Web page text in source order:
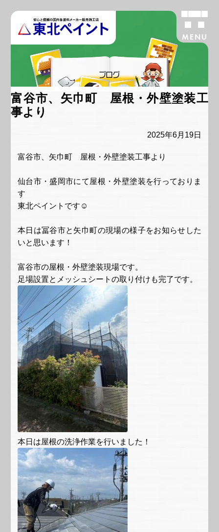
MENU
ブログ
富谷市、矢巾町 屋根・外壁塗装工
事より
2025年6月19日
富谷市、矢巾町 屋根・外壁塗装工事より
仙台市・盛岡市にて屋根・外壁塗装を行っておりま
す
東北ペイントです☺
本日は冨谷市と矢巾町の現場の様子をお知らせした
いと思います！
富谷市の屋根・外壁塗装現場です。
足場設置とメッシュシートの取り付けも完了です。
本日は屋根の洗浄作業を行いました！